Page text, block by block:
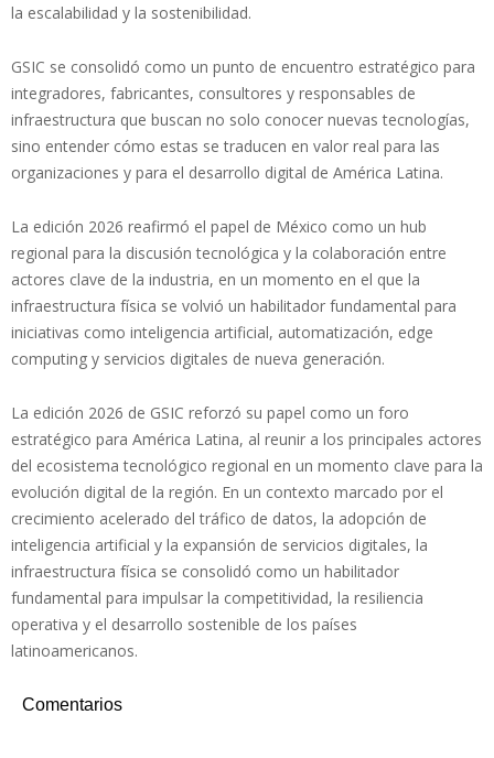
la escalabilidad y la sostenibilidad.
GSIC se consolidó como un punto de encuentro estratégico para
integradores, fabricantes, consultores y responsables de
infraestructura que buscan no solo conocer nuevas tecnologías,
sino entender cómo estas se traducen en valor real para las
organizaciones y para el desarrollo digital de América Latina.
La edición 2026 reafirmó el papel de México como un hub
regional para la discusión tecnológica y la colaboración entre
actores clave de la industria, en un momento en el que la
infraestructura física se volvió un habilitador fundamental para
iniciativas como inteligencia artificial, automatización, edge
computing y servicios digitales de nueva generación.
La edición 2026 de GSIC reforzó su papel como un foro
estratégico para América Latina, al reunir a los principales actores
del ecosistema tecnológico regional en un momento clave para la
evolución digital de la región. En un contexto marcado por el
crecimiento acelerado del tráfico de datos, la adopción de
inteligencia artificial y la expansión de servicios digitales, la
infraestructura física se consolidó como un habilitador
fundamental para impulsar la competitividad, la resiliencia
operativa y el desarrollo sostenible de los países
latinoamericanos.
Comentarios